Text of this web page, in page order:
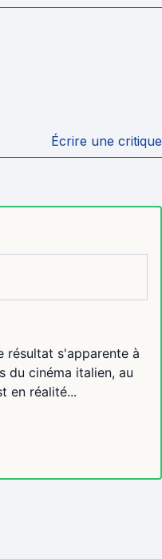
Écrire une critique
résultat s'apparente à
du cinéma italien, au
en réalité...